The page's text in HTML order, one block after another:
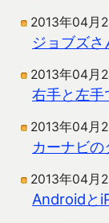
2013年04月
ジョブズさ
2013年04月
右手と左手
2013年04月
カーナビ
2013年04月
Androidと